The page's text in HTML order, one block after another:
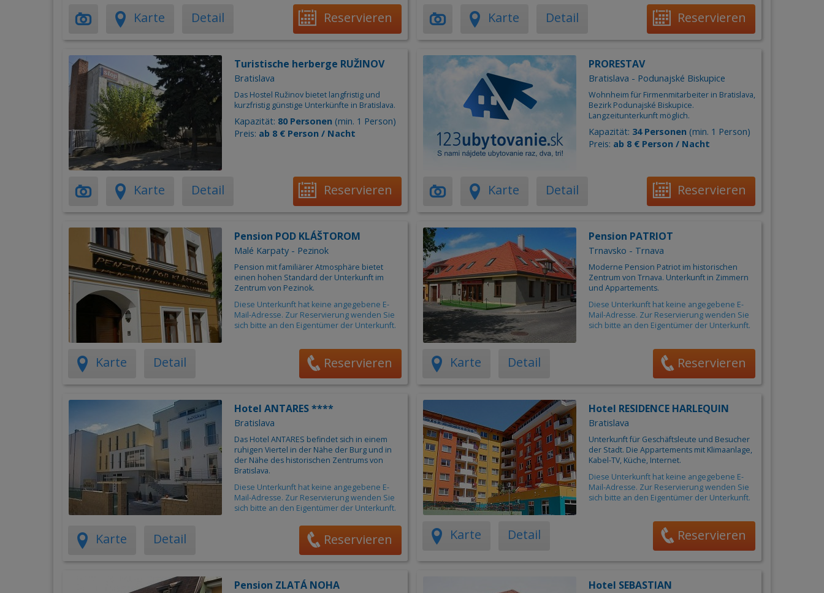
Karte Detail Reservieren Karte Detail Reservieren
Turistische herberge RUŽINOV
Bratislava
Das Hostel Ružinov bietet langfristig und
kurzfristig günstige Unterkünfte in Bratislava.
Kapazität: 80 Personen (min. 1 Person)
Preis: ab 8 € Person / Nacht
Karte Detail Reservieren
PRORESTAV
Bratislava - Podunajské Biskupice
Wohnheim für Firmenmitarbeiter in Bratislava,
Bezirk Podunajské Biskupice.
Langzeitunterkunft möglich.
Kapazität: 34 Personen(min. 1 Person)
Preis: ab 8 € Person / Nacht
Karte Detail Reservieren
Pension POD KLÁŠTOROM
Malé Karpaty - Pezinok
Pension mit familiärer Atmosphäre bietet
einen hohen Standard der Unterkunft im
Zentrum von Pezinok.
Diese Unterkunft hat keine angegebene E-
Mail-Adresse. Zur Reservierung wenden Sie
sich bitte an den Eigentümer der Unterkunft.
Karte Detail Reservieren
Pension PATRIOT
Trnavsko - Trnava
Moderne Pension Patriot im historischen
Zentrum von Trnava. Unterkunft in Zimmern
und Appartements.
Diese Unterkunft hat keine angegebene E-
Mail-Adresse. Zur Reservierung wenden Sie
sich bitte an den Eigentümer der Unterkunft.
Karte Detail Reservieren
Hotel ANTARES ****
Bratislava
Das Hotel ANTARES befindet sich in einem
ruhigen Viertel in der Nähe der Burg und in
der Nähe des historischen Zentrums von
Bratislava.
Diese Unterkunft hat keine angegebene E-
Mail-Adresse. Zur Reservierung wenden Sie
sich bitte an den Eigentümer der Unterkunft.
Karte Detail Reservieren
Hotel RESIDENCE HARLEQUIN
Bratislava
Unterkunft für Geschäftsleute und Besucher
der Stadt. Die Appartements mit Klimaanlage,
Kabel-TV, Küche, Internet.
Diese Unterkunft hat keine angegebene E-
Mail-Adresse. Zur Reservierung wenden Sie
sich bitte an den Eigentümer der Unterkunft.
Karte Detail Reservieren
Pension ZLATÁ NOHA Hotel SEBASTIAN